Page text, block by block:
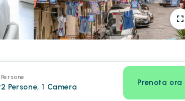
Persone
2 Persone, 1 Camera Prenota ora